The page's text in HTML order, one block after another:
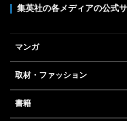
集英社の各メディアの公式
マンガ
取材・ファッション
書籍